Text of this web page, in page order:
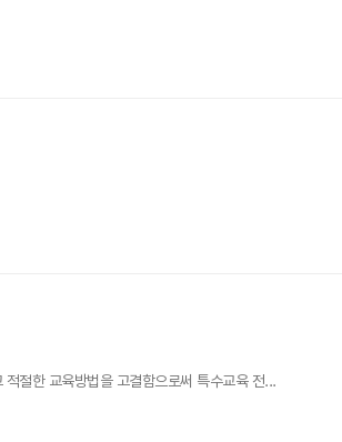
절한 교육방법을 고결함으로써 특수교육 전...